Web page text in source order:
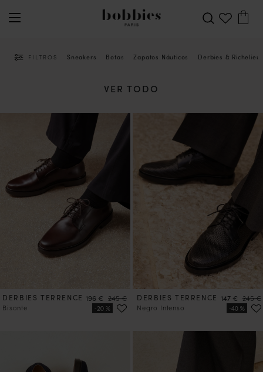
FILTROS Sneakers Botas Zapatos Náuticos Derbies & Richelieu
VER TODO
DERBIES TERRENCE
Bisonte
Precio
196 € Precio
245 € DERBIES TERRENCE
Negro Intenso
Precio
147 € Precio
245 €